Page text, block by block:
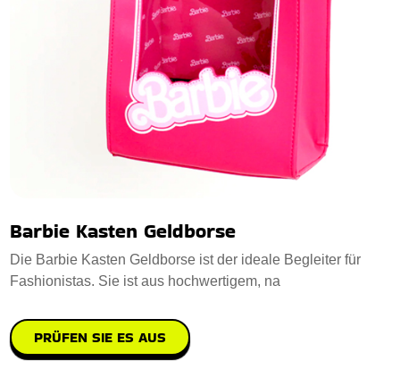
Barbie Kasten Geldborse
Die Barbie Kasten Geldborse ist der ideale Begleiter für
Fashionistas. Sie ist aus hochwertigem, na
PRÜFEN SIE ES AUS